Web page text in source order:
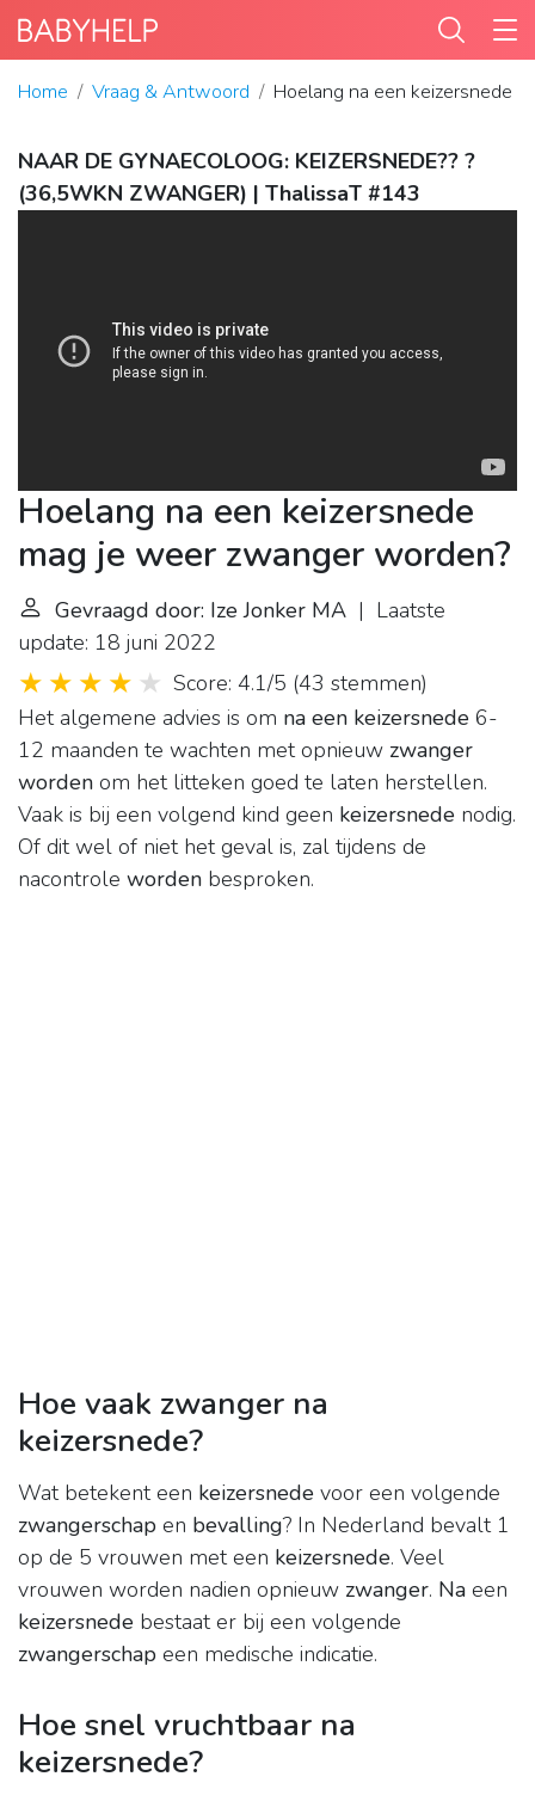
Home Vraag & Antwoord Hoelang na een keizersnede
NAAR DE GYNAECOLOOG: KEIZERSNEDE?? ?
(36,5WKN ZWANGER) | ThalissaT #143
Hoelang na een keizersnede
mag je weer zwanger worden?
Gevraagd door: Ize Jonker MA | Laatste
update: 18 juni 2022
Score: 4.1/5 (43 stemmen)
Het algemene advies is om na een keizersnede 6-
12 maanden te wachten met opnieuw zwanger
worden om het litteken goed te laten herstellen.
Vaak is bij een volgend kind geen keizersnede nodig.
Of dit wel of niet het geval is, zal tijdens de
nacontrole worden besproken.
Hoe vaak zwanger na
keizersnede?
Wat betekent een keizersnede voor een volgende
zwangerschap en bevalling? In Nederland bevalt 1
op de 5 vrouwen met een keizersnede. Veel
vrouwen worden nadien opnieuw zwanger. Na een
keizersnede bestaat er bij een volgende
zwangerschap een medische indicatie.
Hoe snel vruchtbaar na
keizersnede?